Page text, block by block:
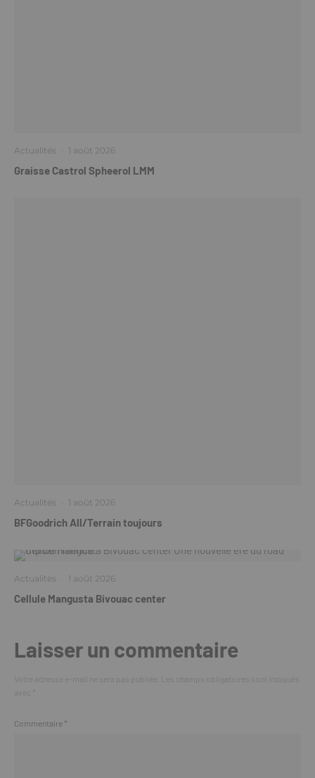
Actualités · 1 août 2026
Graisse Castrol Spheerol LMM
Actualités · 1 août 2026
BFGoodrich All/Terrain toujours
Actualités · 1 août 2026
Cellule Mangusta Bivouac center
Laisser un commentaire
Commentaire *